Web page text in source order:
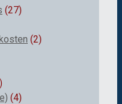
(27)
(2)
(4)